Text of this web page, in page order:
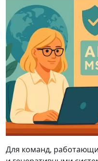
Для команд,